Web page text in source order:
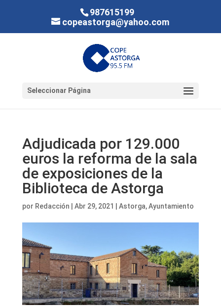
987615199
copeastorga@yahoo.com
Seleccionar Página
Adjudicada por 129.000
euros la reforma de la sala
de exposiciones de la
Biblioteca de Astorga
por Redacción Abr 29, 2021 Astorga,Ayuntamiento